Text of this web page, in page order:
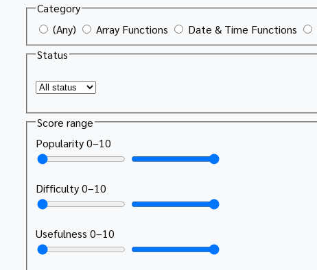
Category
(Any)
Array Functions Date & Time Functions
Status
Score range
Popularity0–10
Difficulty0–10
Usefulness 0–10